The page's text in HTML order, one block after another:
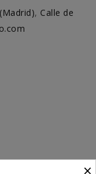
, Calle de